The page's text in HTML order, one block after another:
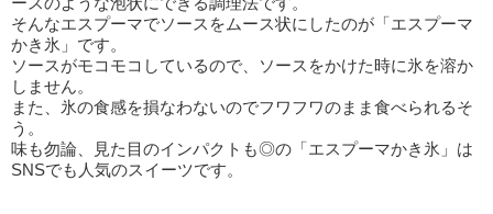
そんなエスプーマでソースをムース状にしたのが「エスプーマ
かき氷」です。
ソースがモコモコしているので、ソースをかけた時に氷を溶か
しません。
また、氷の食感を損なわないのでフワフワのまま食べられるそ
う。
味も勿論、見た目のインパクトも◎の「エスプーマかき氷」は
SNSでも人気のスイーツです。